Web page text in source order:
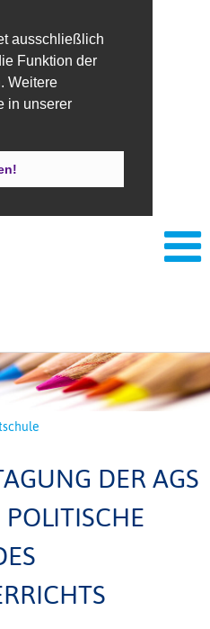
ausschließlich
Funktion der
Weitere
in unserer
DER AGS